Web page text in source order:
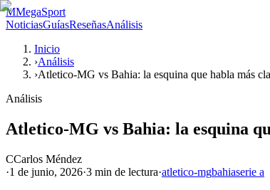
MMegaSport
NoticiasGuíasReseñasAnálisis
Inicio
›Análisis
›Atletico-MG vs Bahia: la esquina que habla más
Análisis
Atletico-MG vs Bahia: la esquina
CCarlos Méndez
·1 de junio, 2026·3 min de lectura·atletico-mgbahiaserie a